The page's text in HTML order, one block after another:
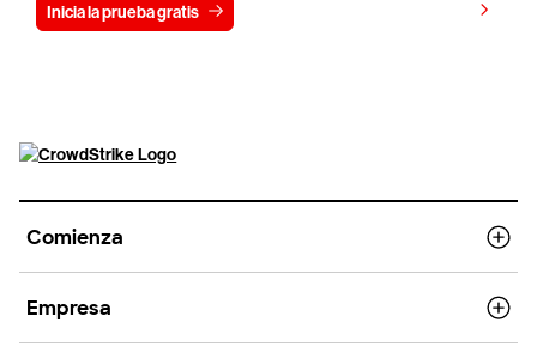
Inicia la prueba gratis
Comienza
Empresa